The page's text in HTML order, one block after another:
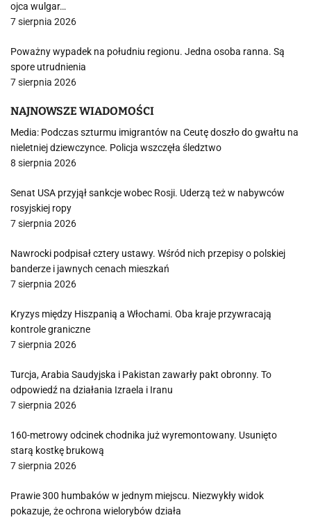
ojca wulgar…
7 sierpnia 2026
Poważny wypadek na południu regionu. Jedna osoba ranna. Są
spore utrudnienia
7 sierpnia 2026
NAJNOWSZE WIADOMOŚCI
Media: Podczas szturmu imigrantów na Ceutę doszło do gwałtu na
nieletniej dziewczynce. Policja wszczęła śledztwo
8 sierpnia 2026
Senat USA przyjął sankcje wobec Rosji. Uderzą też w nabywców
rosyjskiej ropy
7 sierpnia 2026
Nawrocki podpisał cztery ustawy. Wśród nich przepisy o polskiej
banderze i jawnych cenach mieszkań
7 sierpnia 2026
Kryzys między Hiszpanią a Włochami. Oba kraje przywracają
kontrole graniczne
7 sierpnia 2026
Turcja, Arabia Saudyjska i Pakistan zawarły pakt obronny. To
odpowiedź na działania Izraela i Iranu
7 sierpnia 2026
160-metrowy odcinek chodnika już wyremontowany. Usunięto
starą kostkę brukową
7 sierpnia 2026
Prawie 300 humbaków w jednym miejscu. Niezwykły widok
pokazuje, że ochrona wielorybów działa